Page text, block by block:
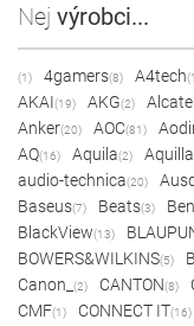
Nej výrobci...
(1) 4gamers(8) A4tech
AKAI(19) AKG(2) Alcatel
Anker(20) AOC(81)
AQ(16) Aquila(2) Aquilla
audio-technica(20)
Baseus(7) Beats(3)
BlackView(13)
BOWERS&WILKINS(5)
Canon_ (2) CANTON(8)
CMF(1) CONNECT IT(16)